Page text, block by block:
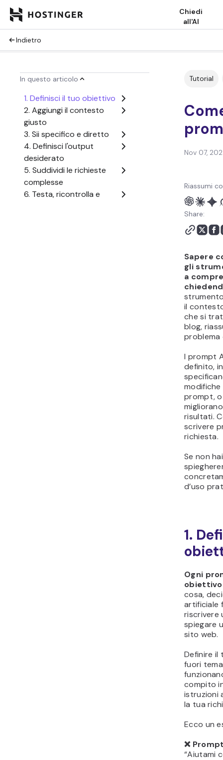
Chiedi
all'AI
Indietro
In questo articolo
1. Definisci il tuo obiettivo
2. Aggiungi il contesto
giusto
3. Sii specifico e diretto
4. Definisci l'output
desiderato
5. Suddividi le richieste
complesse
6. Testa, ricontrolla e
Tutorial
Nov 07,
Riassumi
Share:
Sapere
gli
a
il
che si
blog,
problema
I prompt
definito,
prompt, o
risultati.
scrivere
richiesta.
Se non
d’uso
1.
Ogni
cosa,
artificiale
riscrivere
spiegare
sito web.
Definire
fuori
compito
istruzioni
la tua
Ecco un
❌
“Aiutami